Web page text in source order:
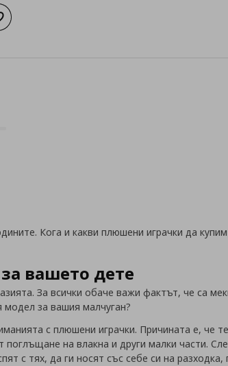
кошницатакъм списъка с любими
Кога и какви плюшени играчки да
вашето дете
За всички обаче важи фактът, че са
модел за вашия малчуган?
с плюшени играчки. Причината е, че
на влакна и други малки части.
с тях, да ги носят със себе си на разходка,